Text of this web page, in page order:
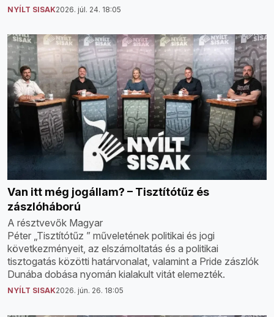
NYÍLT SISAK2026. júl. 24. 18:05
Van itt még jogállam? – Tisztítótűz és
zászlóháború
A résztvevők Magyar
Péter „Tisztítótűz ” műveletének politikai és jogi
következményeit, az elszámoltatás és a politikai
tisztogatás közötti határvonalat, valamint a Pride zászlók
Dunába dobása nyomán kialakult vitát elemezték.
NYÍLT SISAK2026. jún. 26. 18:05